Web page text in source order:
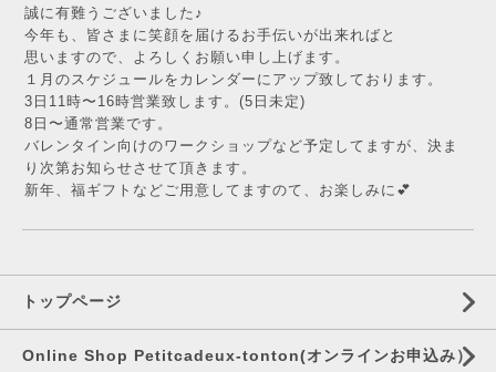
誠に有難うございました♪
今年も、皆さまに笑顔を届けるお手伝いが出来ればと
思いますので、よろしくお願い申し上げます。
１月のスケジュールをカレンダーにアップ致しております。
3日11時〜16時営業致します。(5日未定)
8日〜通常営業です。
バレンタイン向けのワークショップなど予定してますが、決ま
り次第お知らせさせて頂きます。
新年、福ギフトなどご用意してますのて、お楽しみに💕
トップページ
Online Shop Petitcadeux-tonton(オンラインお申込み）